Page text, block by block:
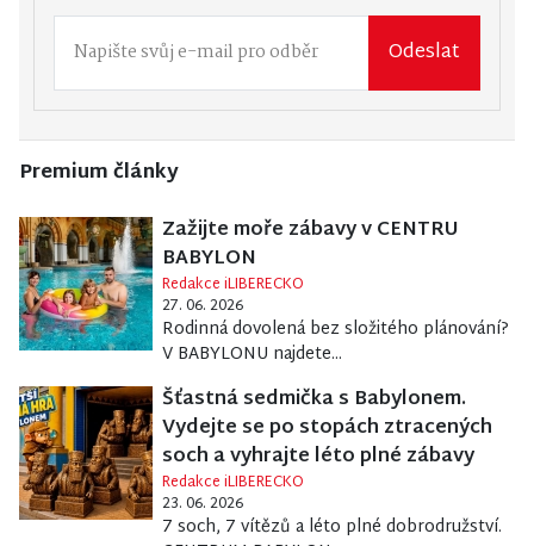
Odeslat
Premium články
Zažijte moře zábavy v CENTRU
BABYLON
Redakce iLIBERECKO
27. 06. 2026
Rodinná dovolená bez složitého plánování?
V BABYLONU najdete...
Šťastná sedmička s Babylonem.
Vydejte se po stopách ztracených
soch a vyhrajte léto plné zábavy
Redakce iLIBERECKO
23. 06. 2026
7 soch, 7 vítězů a léto plné dobrodružství.